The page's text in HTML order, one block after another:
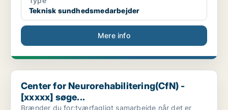
Teknisk sundhedsmedarbejder
Mere info
Center for Neurorehabilitering(CfN) - [xxxxx] søge...
Center for Neurorehabilitering(CfN) -
[xxxxx] søge...
Brænder du for:tværfagligt samarbejde når det er